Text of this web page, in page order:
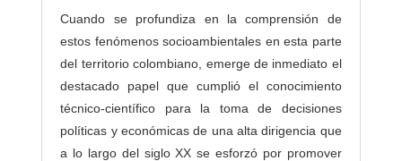
Cuando se profundiza en la comprensión de
estos fenómenos socioambientales en esta parte
del territorio colombiano, emerge de inmediato el
destacado papel que cumplió el conocimiento
técnico-científico para la toma de decisiones
políticas y económicas de una alta dirigencia que
a lo largo del siglo XX se esforzó por promover